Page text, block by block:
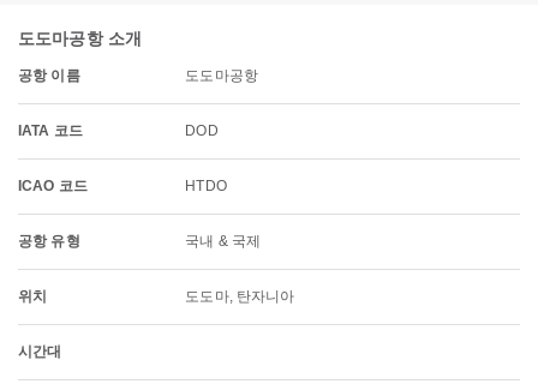
도도마공항 소개
공항 이름 도도마공항
IATA 코드 DOD
ICAO 코드 HTDO
공항 유형 국내 & 국제
위치 도도마, 탄자니아
시간대